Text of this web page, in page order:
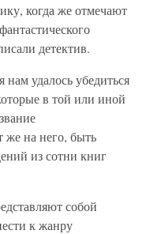
когда же отмечают
детектив.
нам удалось убедиться
в той или иной
же на него, быть
из сотни книг
собой
к жанру